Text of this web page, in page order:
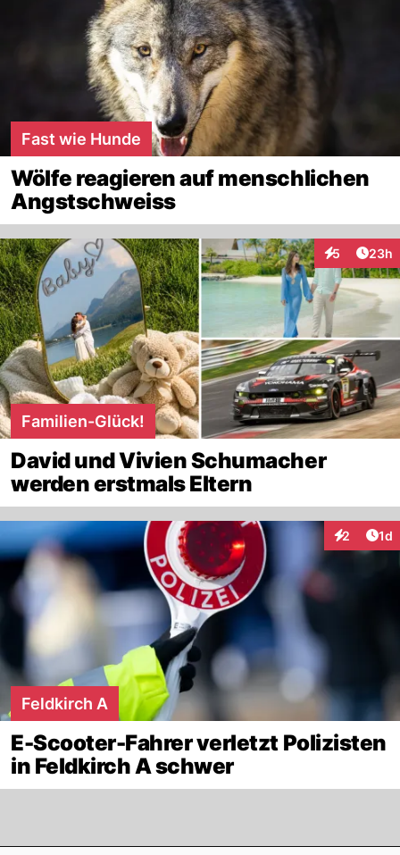
Fast wie Hunde
Wölfe reagieren auf menschlichen
Angstschweiss
5
Interaktionen
23h
Familien-Glück!
David und Vivien Schumacher
werden erstmals Eltern
2 1d
Feldkirch A
E-Scooter-Fahrer verletzt Polizisten
in Feldkirch A schwer